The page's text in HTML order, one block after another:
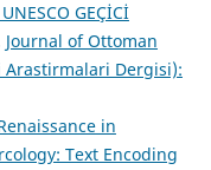
GEÇİCİ
Journal of Ottoman
Arastirmalari Dergisi):
in
Text Encoding